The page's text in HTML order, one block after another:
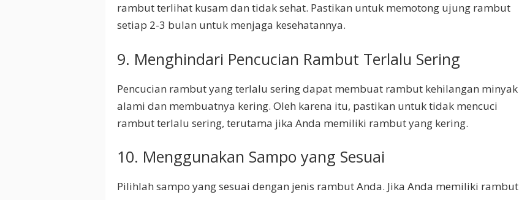
rambut terlihat kusam dan tidak sehat. Pastikan untuk memotong ujung rambut
setiap 2-3 bulan untuk menjaga kesehatannya.
9. Menghindari Pencucian Rambut Terlalu Sering
Pencucian rambut yang terlalu sering dapat membuat rambut kehilangan minyak
alami dan membuatnya kering. Oleh karena itu, pastikan untuk tidak mencuci
rambut terlalu sering, terutama jika Anda memiliki rambut yang kering.
10. Menggunakan Sampo yang Sesuai
Pilihlah sampo yang sesuai dengan jenis rambut Anda. Jika Anda memiliki rambut